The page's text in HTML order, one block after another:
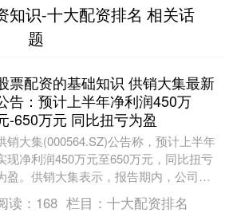
知识-十大配资排名 相关话
题
票配资的基础知识 供销大集最新
告：预计上半年净利润450万
-650万元 同比扭亏为盈
销大集(000564.SZ)公告称，预计上半年
现净利润450万元至650万元，同比扭亏
盈。供销大集表示，报告期内，公司全
推进商业运营、商贸物流、商品贸易....
读： 168 栏目： 十大配资排名